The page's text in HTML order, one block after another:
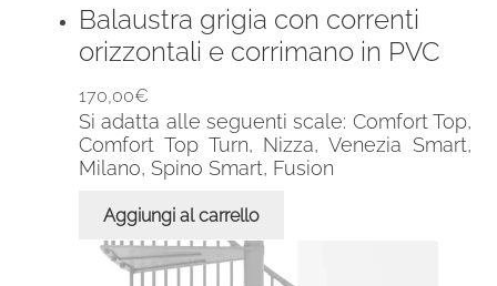
Balaustra grigia con correnti
orizzontali e corrimano in PVC
170,00€
Si adatta alle seguenti scale: Comfort Top,
Comfort Top Turn, Nizza, Venezia Smart,
Milano, Spino Smart, Fusion
Aggiungi al carrello